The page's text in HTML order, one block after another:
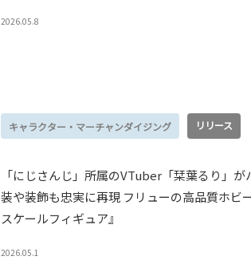
2026.05.8
キャラクター・マーチャンダイジング リリース
「にじさんじ」所属のVTuber「栞葉るり」
装や装飾も忠実に再現 フリューの高品質ホビ
スケールフィギュア』
2026.05.1